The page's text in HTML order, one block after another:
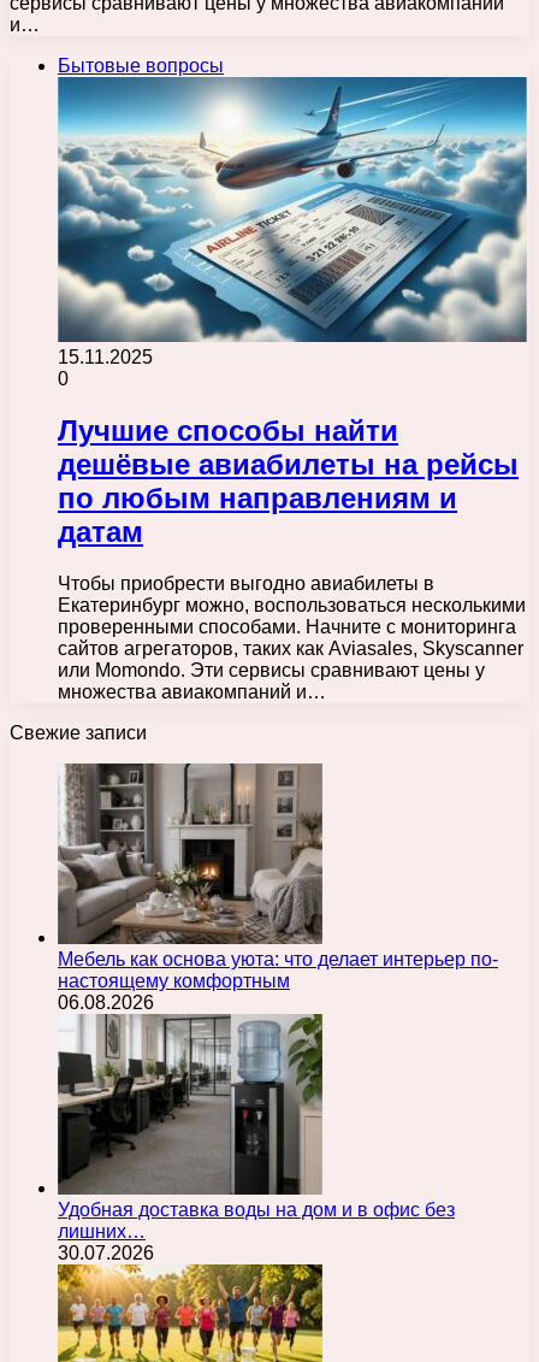
и…
Бытовые вопросы
15.11.2025
0
Лучшие способы найти
дешёвые авиабилеты на рейсы
по любым направлениям и
датам
Чтобы приобрести выгодно авиабилеты в
Екатеринбург можно, воспользоваться несколькими
проверенными способами. Начните с мониторинга
сайтов агрегаторов, таких как Aviasales, Skyscanner
или Momondo. Эти сервисы сравнивают цены у
множества авиакомпаний и…
Свежие записи
Мебель как основа уюта: что делает интерьер по-
настоящему комфортным
06.08.2026
Удобная доставка воды на дом и в офис без
лишних…
30.07.2026